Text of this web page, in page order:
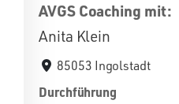
AVGS Coaching mit:
Anita Klein
85053 Ingolstadt
Durchführung